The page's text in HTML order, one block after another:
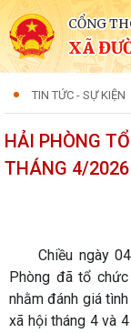
CỔNG
XÃ
TIN TỨC - SỰ KIỆN
HẢI PHÒNG
THÁNG 4/2026
Chiều ngày 04/
Phòng đã tổ
nhằm đánh giá
xã hội tháng 4 và